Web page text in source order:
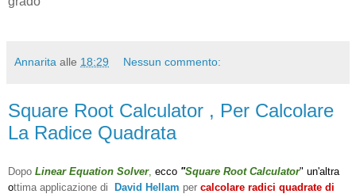
Annarita alle 18:29 Nessun commento:
Square Root Calculator , Per Calcolare
La Radice Quadrata
Dopo Linear Equation Solver, ecco "Square Root Calculator" un'altra
ottima applicazione di David Hellam per calcolare radici quadrate di